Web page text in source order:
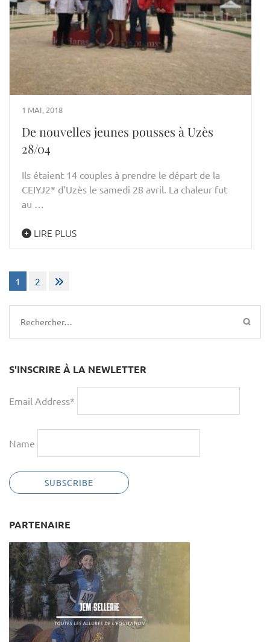
1 MAI, 2018
De nouvelles jeunes pousses à Uzès
28/04
Ils étaient 14 couples à prendre le départ de la
CEIYJ2* d’Uzès le samedi 28 avril. La chaleur fut
au …
LIRE PLUS
Pagination
des
publications
1 2
Rechercher :
S'INSCRIRE À LA NEWLETTER
Email Address*
Name
PARTENAIRE